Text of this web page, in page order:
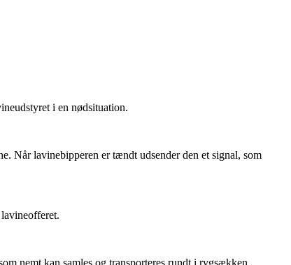
i en nødsituation.
Når lavinebipperen er tændt udsender den et signal, som
nemt kan samles og transporteres rundt i rygsækken.